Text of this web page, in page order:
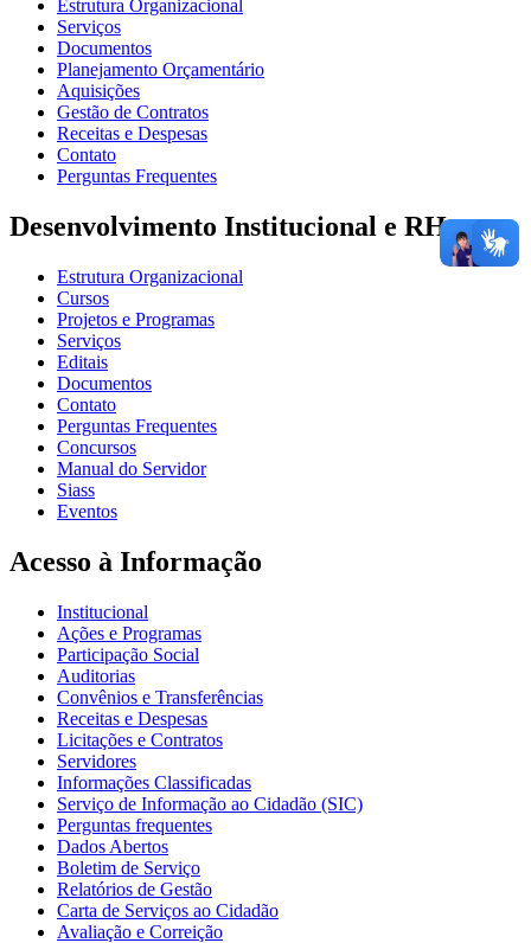
Estrutura Organizacional
Serviços
Documentos
Planejamento Orçamentário
Aquisições
Gestão de Contratos
Receitas e Despesas
Contato
Perguntas Frequentes
Desenvolvimento Institucional e RH
Estrutura Organizacional
Cursos
Projetos e Programas
Serviços
Editais
Documentos
Contato
Perguntas Frequentes
Concursos
Manual do Servidor
Siass
Eventos
Acesso à Informação
Institucional
Ações e Programas
Participação Social
Auditorias
Convênios e Transferências
Receitas e Despesas
Licitações e Contratos
Servidores
Informações Classificadas
Serviço de Informação ao Cidadão (SIC)
Perguntas frequentes
Dados Abertos
Boletim de Serviço
Relatórios de Gestão
Carta de Serviços ao Cidadão
Avaliação e Correição